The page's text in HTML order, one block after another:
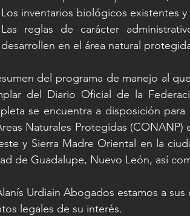
Los inventarios biológicos existentes
Las reglas de carácter
desarrollen en el área natural
del programa de manejo al
del Diario Oficial de la
se encuentra a disposición
Naturales Protegidas
y Sierra Madre Oriental en la
de Guadalupe, Nuevo León, así
Urdiain Abogados estamos a
legales de su interés.